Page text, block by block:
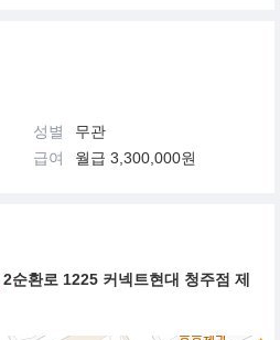
성별
무관
급여 월급 3,300,000원
2순환로 1225 커넥트현대 청주점 제